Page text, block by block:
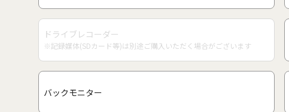
ドライブレコーダー
※記録媒体(SDカード等)は別途ご購入いただく場合がございます
バックモニター